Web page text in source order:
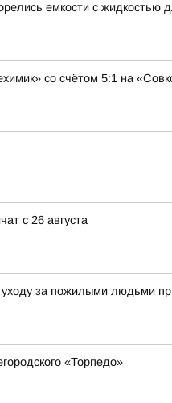
емкости с
со счётом 5:1 на
с 26 августа
за пожилыми людьми
«Торпедо»